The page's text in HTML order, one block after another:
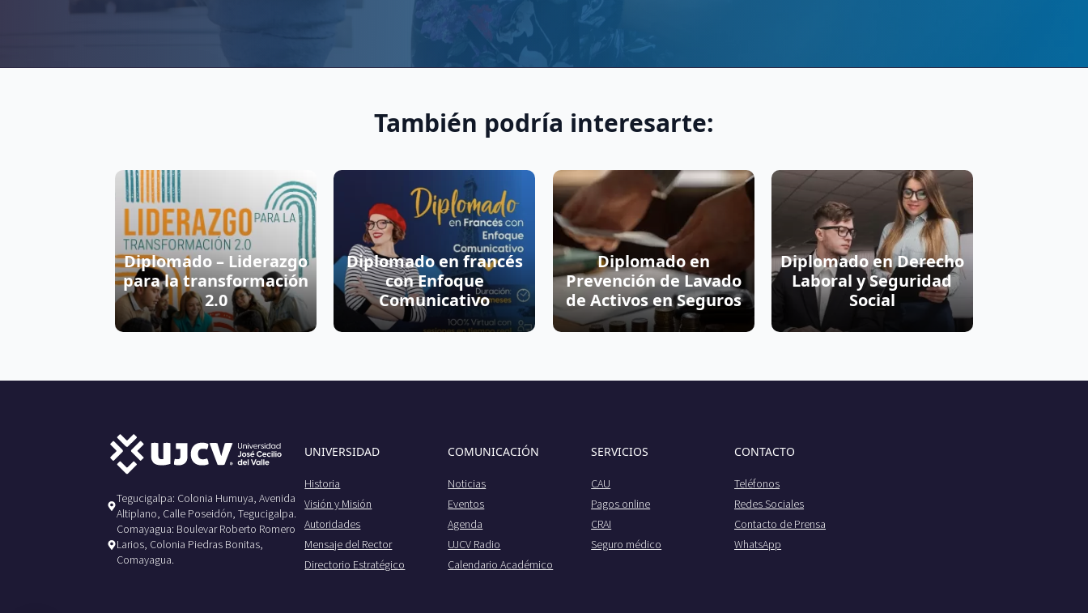
También podría interesarte:
Diplomado – Liderazgo
para la transformación
2.0
Diplomado en francés
con Enfoque
Comunicativo
Diplomado en
Prevención de Lavado
de Activos en Seguros
Diplomado en Derecho
Laboral y Seguridad
Social
Tegucigalpa: Colonia Humuya, Avenida
Altiplano, Calle Poseidón, Tegucigalpa.
Comayagua: Boulevar Roberto Romero
Larios, Colonia Piedras Bonitas,
Comayagua.
UNIVERSIDAD
Historia
Visión y Misión
Autoridades
Mensaje del Rector
Directorio Estratégico
COMUNICACIÓN
Noticias
Eventos
Agenda
UJCV Radio
Calendario Académico
SERVICIOS
CAU
Pagos online
CRAI
Seguro médico
CONTACTO
Teléfonos
Redes Sociales
Contacto de Prensa
WhatsApp